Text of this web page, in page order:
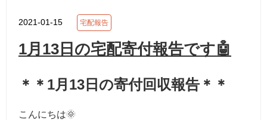
2021-01-15 宅配報告
1月13日の宅配寄付報告です🤖
＊＊1月13日の寄付回収報告＊＊
こんにちは🌞